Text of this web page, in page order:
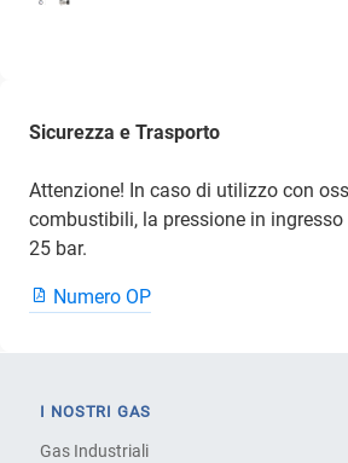
Sicurezza e Trasporto
Attenzione! In caso di utilizzo con
combustibili, la pressione in ingresso
25 bar.
Numero OP
I NOSTRI GAS
Gas Industriali